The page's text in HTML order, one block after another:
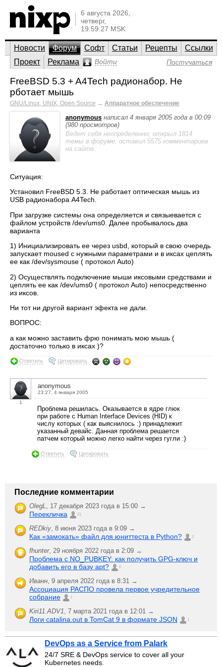
6 августа 2026,
четверг,
19:59:27 MSK
Новости Форум Софт Статьи Рецепты
Ссылки
Проект
Реклама Войти Постучаться
FreeBSD 5.3 + A4Tech радионабор. Не
рботает мышь
GNU/Linux, UNIX, Open Source → Аппаратное обеспечение
anonymous написал 4 января 2005 года в 00:09
(980 просмотров)
Ведет себя неопределенно; открыл 1814
темы в форуме, оставил 5575 комментариев
на сайте.
Ситуация:
Установил FreeBSD 5.3. Не работает оптическая мышь из
USB радионабора A4Tech.
При загрузке системы она определяется и связыевается с
файлом устройств /dev/ums0. Далее пробывалось два
варианта
1) Инициализировать ее через usbd, который в свою очередь
запускает moused с нужными параметрами и в иксах цеплять
ее как /dev/sysmouse ( протокол Auto)
2) Осуществлять подключение мыши иксовыми средствами и
цеплять ее как /dev/ums0 ( протокол Auto) непосредственно
из иксов.
Ни тот ни другой вариант эфекта не дали.
ВОПРОС:
а как можно заставить фрю понимать мою мышь (
достаточно только в иксах )?
Ответить Цитировать
1
anonymous
23:27, 4 января 2005
Проблема решилась. Оказывается в ядре глюк
при работе с Human Interface Devices (HID) к
числу которых ( как выяснилось :) принадлежит
указанный девайс. Данная проблема решается
патчем который можно легко найти через гугли :)
Ответить Цитировать
Последние комментарии
OlegL 17 декабря 2023 года в 15:00 →
Перекличка 21
REDkiy 8 июня 2023 года в 9:09 →
Как «замокать» файл для юниттеста в Python? 2
fhunter, 29 ноября 2022 года в 2:09 →
Проблема с NO_PUBKEY: как получить GPG-ключ и
добавить его в базу apt?
6
Иванн 9 апреля 2022 года в 8:31 →
Ассоциация РАСПО провела первое учредительное
собрание
1
Kiri11.ADV1 7 марта 2021 года в 12:01 →
Логи catalina.out в TomCat 9 в формате JSON 1
DevOps as a Service from Palark
24/7 SRE & DevOps service to cover all your
Kubernetes needs.